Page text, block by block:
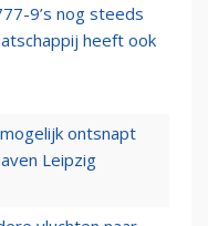
9’s nog steeds
heeft ook
ontsnapt
Leipzig